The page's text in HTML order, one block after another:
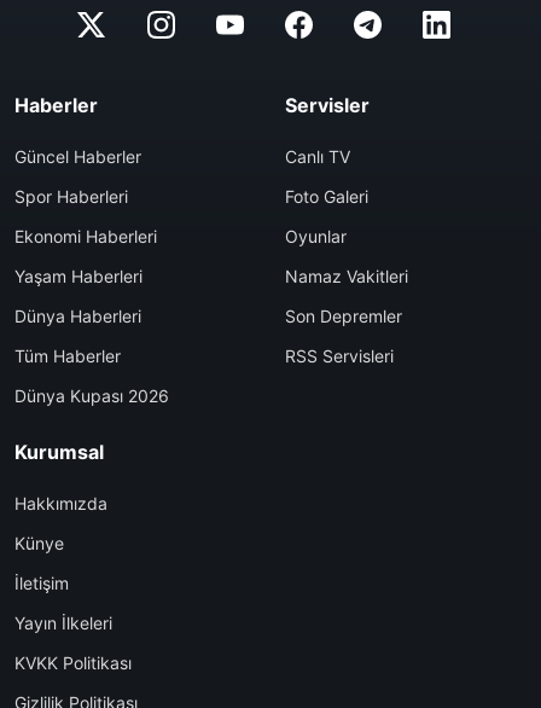
Haberler
Güncel Haberler
Spor Haberleri
Ekonomi Haberleri
Yaşam Haberleri
Dünya Haberleri
Tüm Haberler
Dünya Kupası 2026
Servisler
Canlı TV
Foto Galeri
Oyunlar
Namaz Vakitleri
Son Depremler
RSS Servisleri
Kurumsal
Hakkımızda
Künye
İletişim
Yayın İlkeleri
KVKK Politikası
Gizlilik Politikası